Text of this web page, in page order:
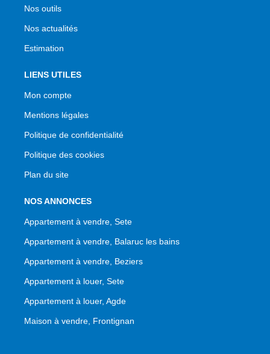
Nos outils
Nos actualités
Estimation
LIENS UTILES
Mon compte
Mentions légales
Politique de confidentialité
Politique des cookies
Plan du site
NOS ANNONCES
Appartement à vendre, Sete
Appartement à vendre, Balaruc les bains
Appartement à vendre, Beziers
Appartement à louer, Sete
Appartement à louer, Agde
Maison à vendre, Frontignan